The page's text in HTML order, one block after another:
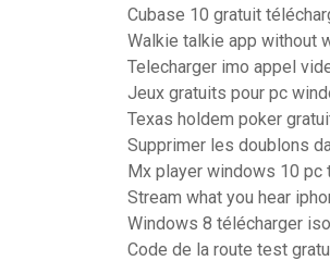
Cubase 10 gratuit
Walkie talkie app without
Telecharger imo appel
Jeux gratuits pour pc
Texas holdem poker
Supprimer les doublons
Mx player windows 10 pc
Stream what you hear
Windows 8 télécharger
Code de la route test